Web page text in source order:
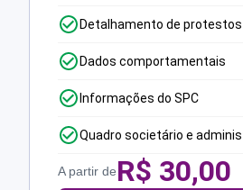
Detalhamento de protestos
Dados comportamentais
Informações do SPC
Quadro societário e
A partir deR$ 30,00